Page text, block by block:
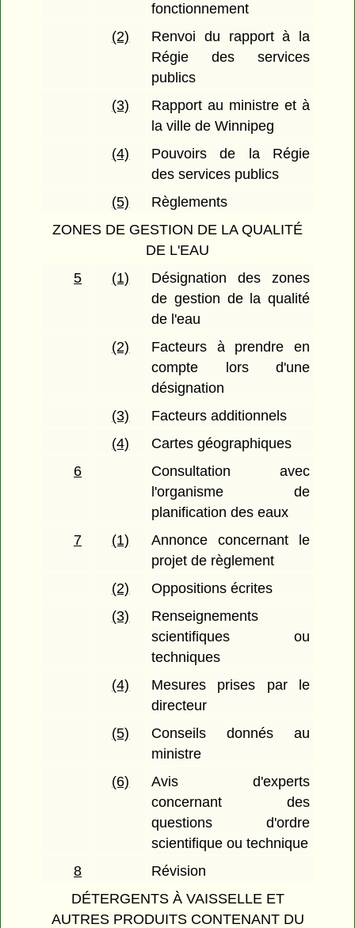
fonctionnement
(2)
Renvoi du rapport à la
Régie des services
publics
(3)
Rapport au ministre et à
la ville de Winnipeg
(4)
Pouvoirs de la Régie
des services publics
(5)
Règlements
ZONES DE GESTION DE LA QUALITÉ
DE L'EAU
5
(1)
Désignation des zones
de gestion de la qualité
de l'eau
(2)
Facteurs à prendre en
compte lors d'une
désignation
(3)
Facteurs additionnels
(4)
Cartes géographiques
6
Consultation avec
l'organisme de
planification des eaux
7
(1)
Annonce concernant le
projet de règlement
(2)
Oppositions écrites
(3)
Renseignements
scientifiques ou
techniques
(4)
Mesures prises par le
directeur
(5)
Conseils donnés au
ministre
(6)
Avis d'experts
concernant des
questions d'ordre
scientifique ou technique
8
Révision
DÉTERGENTS À VAISSELLE ET
AUTRES PRODUITS CONTENANT DU